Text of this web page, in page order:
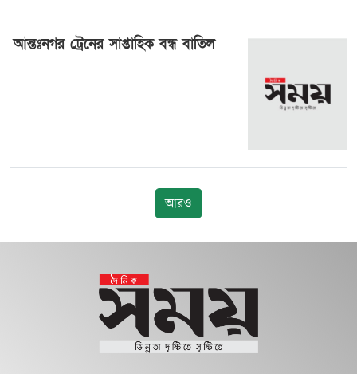
আন্তঃনগর ট্রেনের সাপ্তাহিক বন্ধ বাতিল
আরও